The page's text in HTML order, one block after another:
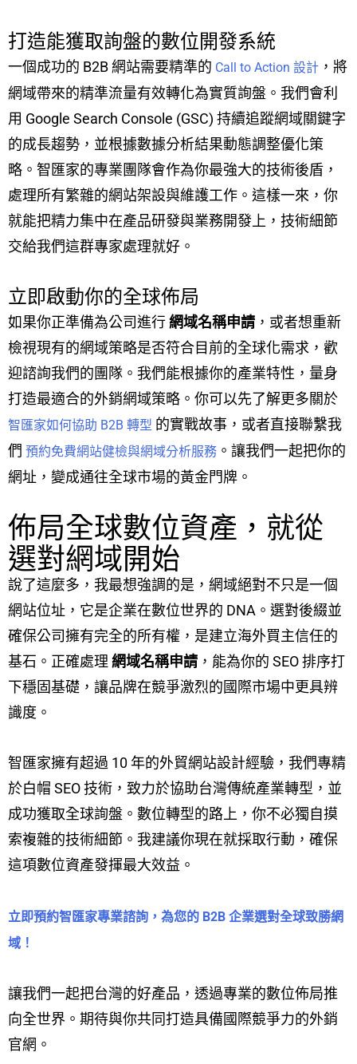
打造能獲取詢盤的數位開發系統
一個成功的 B2B 網站需要精準的 Call to Action 設計 ，將
網域帶來的精準流量有效轉化為實質詢盤。我們會利
用 Google Search Console (GSC) 持續追蹤網域關鍵字
的成長趨勢，並根據數據分析結果動態調整優化策
略。智匯家的專業團隊會作為你最強大的技術後盾，
處理所有繁雜的網站架設與維護工作。這樣一來，你
就能把精力集中在產品研發與業務開發上，技術細節
交給我們這群專家處理就好。
立即啟動你的全球佈局
如果你正準備為公司進行網域名稱申請 ，或者想重新
檢視現有的網域策略是否符合目前的全球化需求，歡
迎諮詢我們的團隊。我們能根據你的產業特性，量身
打造最適合的外銷網域策略。你可以先了解更多關於
智匯家如何協助 B2B 轉型 的實戰故事，或者直接聯繫我
們 預約免費網站健檢與網域分析服務 。讓我們一起把你的
網址，變成通往全球市場的黃金門牌。
佈局全球數位資產，就從
選對網域開始
說了這麼多，我最想強調的是，網域絕對不只是一個
網站位址，它是企業在數位世界的 DNA。選對後綴並
確保公司擁有完全的所有權，是建立海外買主信任的
基石。正確處理 網域名稱申請 ，能為你的 SEO 排序打
下穩固基礎，讓品牌在競爭激烈的國際市場中更具辨
識度。
智匯家擁有超過 10 年的外貿網站設計經驗，我們專精
於白帽 SEO 技術，致力於協助台灣傳統產業轉型，並
成功獲取全球詢盤。數位轉型的路上，你不必獨自摸
索複雜的技術細節。我建議你現在就採取行動，確保
這項數位資產發揮最大效益。
立即預約智匯家專業諮詢，為您的 B2B 企業選對全球致勝網
域！
讓我們一起把台灣的好產品，透過專業的數位佈局推
向全世界。期待與你共同打造具備國際競爭力的外銷
官網。